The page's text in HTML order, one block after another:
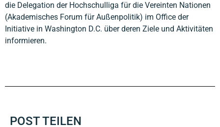
die Delegation der Hochschulliga für die Vereinten Nationen
(Akademisches Forum für Außenpolitik) im Office der
Initiative in Washington D.C. über deren Ziele und Aktivitäten
informieren.
POST TEILEN